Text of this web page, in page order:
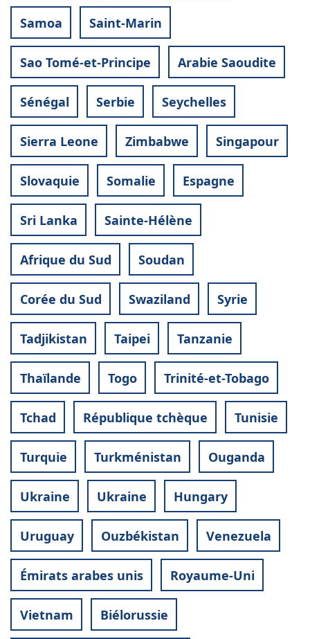
Samoa Saint-Marin
Sao Tomé-et-Principe Arabie Saoudite
Sénégal Serbie Seychelles
Sierra Leone Zimbabwe Singapour
Slovaquie Somalie Espagne
Sri Lanka Sainte-Hélène
Afrique du Sud Soudan
Corée du Sud Swaziland Syrie
Tadjikistan Taipei Tanzanie
Thaïlande Togo Trinité-et-Tobago
Tchad République tchèque Tunisie
Turquie Turkménistan Ouganda
Ukraine Ukraine Hungary
Uruguay Ouzbékistan Venezuela
Émirats arabes unis Royaume-Uni
Vietnam Biélorussie